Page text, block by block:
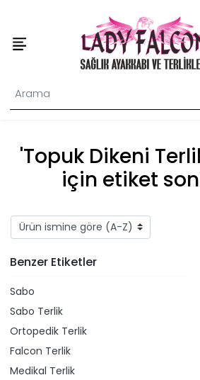
'Topuk Dikeni
için etiket
Benzer Etiketler
Sabo
Sabo Terlik
Ortopedik Terlik
Falcon Terlik
Medikal Terlik